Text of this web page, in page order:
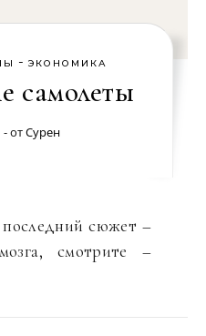
- ЭКОНОМИКА
самолеты
- отСурен
сюжет –
смотрите –